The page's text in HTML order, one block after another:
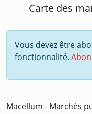
Carte des
Vous devez être
fonctionnalité.
Macellum - Marchés